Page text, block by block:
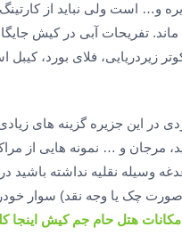
و… است ولی نباید از
تفریحات آبی در کیش
زیردریایی، فلای بورد، کیبل
در این جزیره گزینه های
مرجان و … نمونه هایی
وسیله نقلیه نداشته باشید
صورت چک یا وجه نقد) سوار
هتل حام جم کیش اینجا